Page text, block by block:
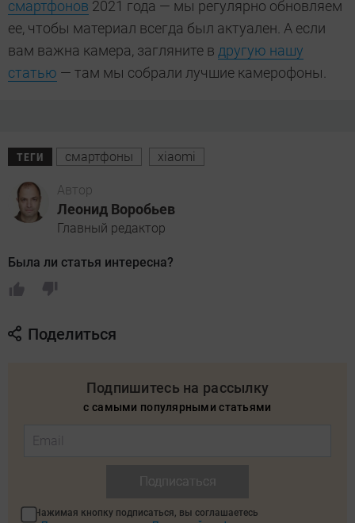
смартфонов 2021 года — мы регулярно обновляем
ее, чтобы материал всегда был актуален. А если
вам важна камера, загляните в другую нашу
статью — там мы собрали лучшие камерофоны.
ТЕГИ смартфоны xiaomi
Автор
Леонид Воробьев
Главный редактор
Была ли статья интересна?
Поделиться
Подпишитесь на рассылку
с самыми популярными статьями
Нажимая кнопку подписаться, вы соглашаетесь